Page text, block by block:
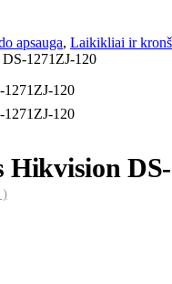
apsauga, Laikikliai ir
1271ZJ-120
DS-
)